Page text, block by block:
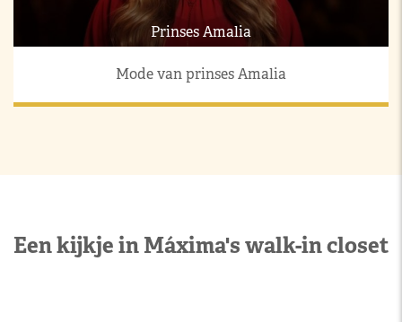
Prinses Amalia
Mode van prinses Amalia
Een kijkje in Máxima's walk-in closet